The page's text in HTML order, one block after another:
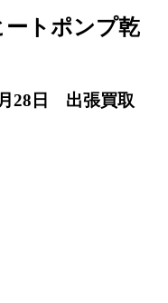
ートポンプ乾
28日 出張買取